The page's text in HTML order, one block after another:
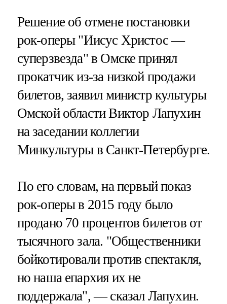
Решение об отмене постановки
рок-оперы "Иисус Христос —
суперзвезда" в Омске принял
прокатчик из-за низкой продажи
билетов, заявил министр культуры
Омской области Виктор Лапухин
на заседании коллегии
Минкультуры в Санкт-Петербурге.
По его словам, на первый показ
рок-оперы в 2015 году было
продано 70 процентов билетов от
тысячного зала. "Общественники
бойкотировали против спектакля,
но наша епархия их не
поддержала", — сказал Лапухин.